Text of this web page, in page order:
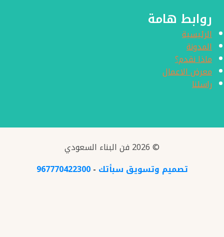
روابط هامة
الرئيسية
المدونة
ماذا نقدم؟
معرض الاعمال
راسلنا
© 2026 فن البناء السعودي
تصميم وتسويق سبأتك -
967770422300